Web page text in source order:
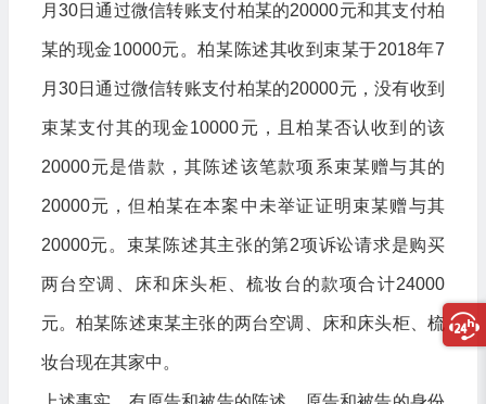
月30日通过微信转账支付柏某的20000元和其支付柏
某的现金10000元。柏某陈述其收到束某于2018年7
月30日通过微信转账支付柏某的20000元，没有收到
束某支付其的现金10000元，且柏某否认收到的该
20000元是借款，其陈述该笔款项系束某赠与其的
20000元，但柏某在本案中未举证证明束某赠与其
20000元。束某陈述其主张的第2项诉讼请求是购买
两台空调、床和床头柜、梳妆台的款项合计24000
元。柏某陈述束某主张的两台空调、床和床头柜、梳
妆台现在其家中。